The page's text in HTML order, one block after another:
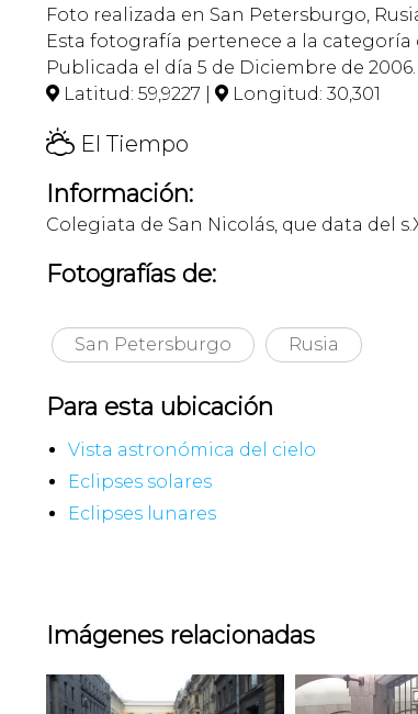
Foto realizada en San Petersburgo,
Esta fotografía pertenece a la categoría
Publicada el día 5 de Diciembre de 2006.
 Latitud: 59,9227 |  Longitud: 30,301
H El Tiempo
Información:
Colegiata de San Nicolás, que data del
Fotografías de:
San Petersburgo Rusia
Para esta ubicación
Vista astronómica del cielo
Eclipses solares
Eclipses lunares
Imágenes relacionadas